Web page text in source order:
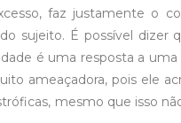
faz justamente o
sujeito. É possível
é uma resposta a
ameaçadora, pois ele
mesmo que isso